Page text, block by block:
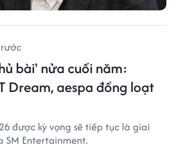
bài' nửa cuối năm:
Dream, aespa đồng loạt
được kỳ vọng sẽ tiếp tục là giai
SM Entertainment.